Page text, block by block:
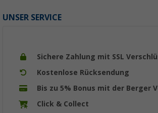
UNSER SERVICE
Sichere Zahlung mit SSL
Kostenlose Rücksendung
Bis zu 5% Bonus mit der Berger
Click & Collect